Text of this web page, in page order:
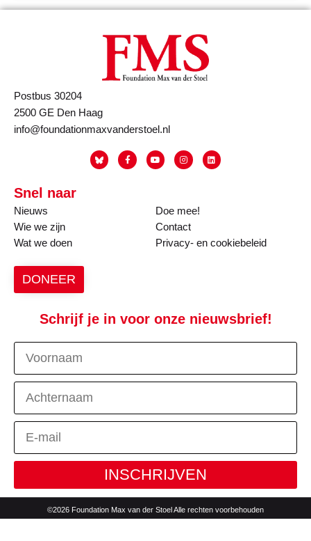
Postbus 30204
2500 GE Den Haag
info@foundationmaxvanderstoel.nl
Snel naar
Nieuws
Wie we zijn
Wat we doen
Doe mee!
Contact
Privacy- en cookiebeleid
DONEER
Schrijf je in voor onze nieuwsbrief!
INSCHRIJVEN
©2026 Foundation Max van der Stoel Alle rechten voorbehouden